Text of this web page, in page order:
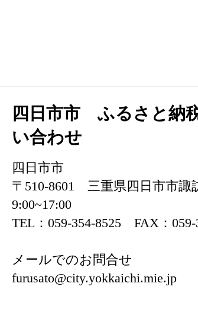
四日市市 ふるさと納
い合わせ
四日市市
〒510-8601 三重県四日市市諏
9:00~17:00
TEL：059-354-8525 FAX：059-
メールでのお問合せ
furusato@city.yokkaichi.mie.jp